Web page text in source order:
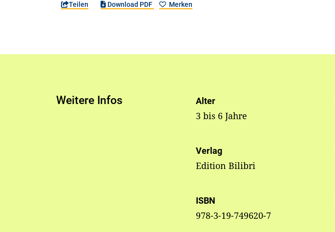
Teilen Download PDF Merken
Weitere Infos Alter
3 bis 6 Jahre
Verlag
Edition Bilibri
ISBN
978-3-19-749620-7